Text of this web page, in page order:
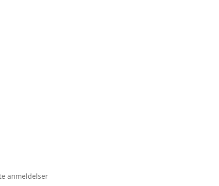
anmeldelser